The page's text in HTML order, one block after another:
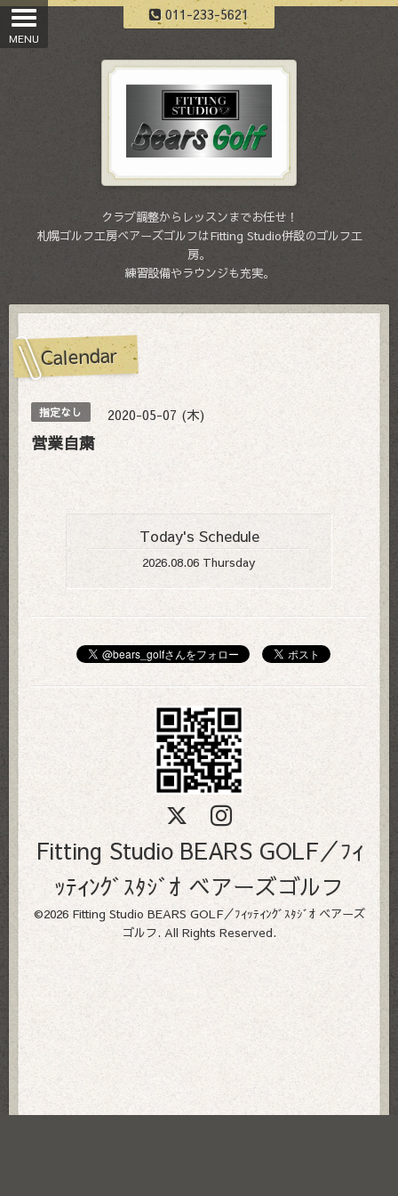
011-233-5621
クラブ調整からレッスンまでお任せ！
札幌ゴルフ工房ベアーズゴルフはFitting Studio併設のゴルフ工
房。
練習設備やラウンジも充実。
Calendar
指定なし 2020-05-07 (木)
営業自粛
Today's Schedule
2026.08.06 Thursday
Fitting Studio BEARS GOLF／ﾌｨ
ｯﾃｨﾝｸﾞｽﾀｼﾞｵ ベアーズゴルフ
©2026 Fitting Studio BEARS GOLF／ﾌｨｯﾃｨﾝｸﾞｽﾀｼﾞｵ ベアーズ
ゴルフ. All Rights Reserved.